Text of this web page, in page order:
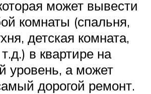
может вывести
комнаты (спальня,
детская комната,
в квартире на
уровень, а может
дорогой ремонт.